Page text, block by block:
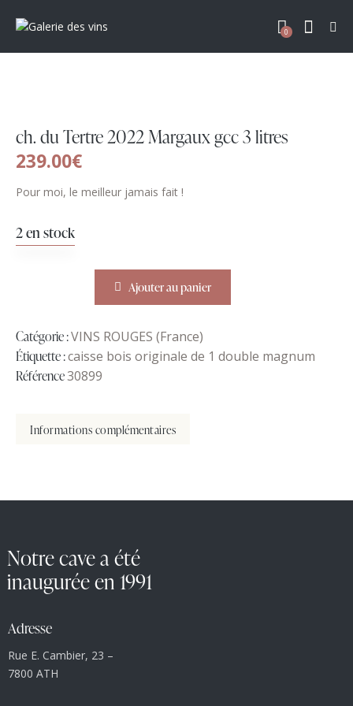
0
ch. du Tertre 2022 Margaux gcc 3 litres
239.00€
Pour moi, le meilleur jamais fait !
2 en stock
Ajouter au panier
Catégorie :VINS ROUGES (France)
Étiquette :caisse bois originale de 1 double magnum
Référence30899
Informations complémentaires
Notre cave a été
inaugurée en 1991
Adresse
Rue E. Cambier, 23 –
7800 ATH